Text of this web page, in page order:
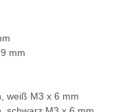
mm
weiß M3 x 6 mm